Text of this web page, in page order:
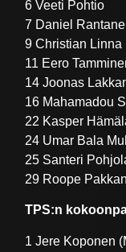
6 Veeti Pohtio
7 Daniel
9 Christian Linna
11 Eero
14 Joonas
16 Mahamadou
22 Kasper
24 Umar Bala
25 Santeri
29 Roope
TPS:n
1 Jere Koponen